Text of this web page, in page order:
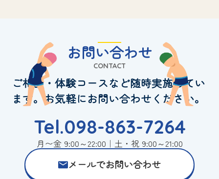
お問い合わせ
CONTACT
ご相談・体験コースなど随時実施してい
ます。お気軽にお問い合わせください。
Tel.098-863-7264
月〜金 9:00～22:00｜土・祝 9:00～21:00
メールでお問い合わせ